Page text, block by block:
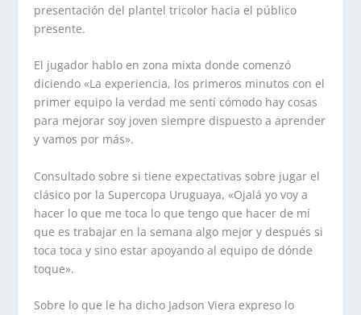
presentación del plantel tricolor hacia el público
presente.
El jugador hablo en zona mixta donde comenzó
diciendo «La experiencia, los primeros minutos con el
primer equipo la verdad me sentí cómodo hay cosas
para mejorar soy joven siempre dispuesto a aprender
y vamos por más».
Consultado sobre si tiene expectativas sobre jugar el
clásico por la Supercopa Uruguaya, «Ojalá yo voy a
hacer lo que me toca lo que tengo que hacer de mí
que es trabajar en la semana algo mejor y después si
toca toca y sino estar apoyando al equipo de dónde
toque».
Sobre lo que le ha dicho Jadson Viera expreso lo